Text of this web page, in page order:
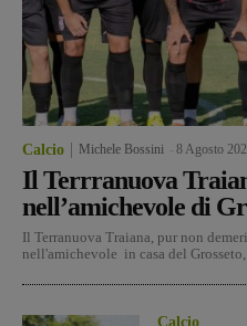
Calcio Michele Bossini 8 Agosto
Il Terrranuova
nell’amichevole di
Il Terranuova Traiana, pur non
nell'amichevole in casa del Grosseto,
Calcio